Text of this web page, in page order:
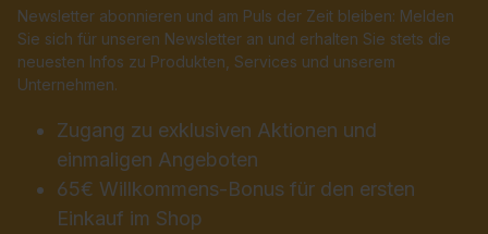
Newsletter abonnieren und am Puls der Zeit bleiben: Melden
Sie sich für unseren Newsletter an und erhalten Sie stets die
neuesten Infos zu Produkten, Services und unserem
Unternehmen.
Zugang zu exklusiven Aktionen und
einmaligen Angeboten
65€ Willkommens-Bonus für den ersten
Einkauf im Shop